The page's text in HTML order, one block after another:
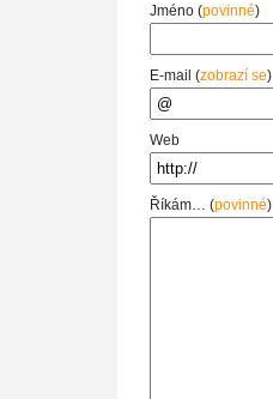
Jméno (povinné)
E-mail (zobrazí se)
Web
Říkám… (povinné)